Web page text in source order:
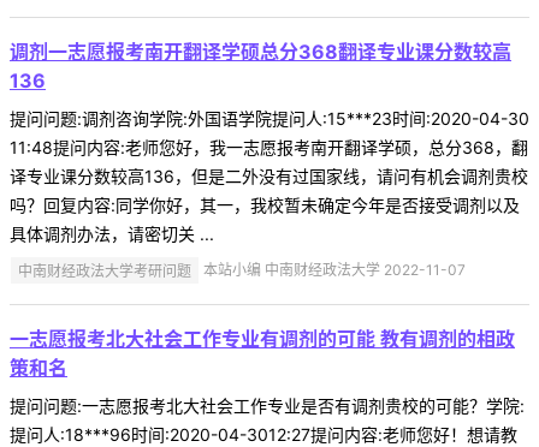
调剂一志愿报考南开翻译学硕总分368翻译专业课分数较高
136
提问问题:调剂咨询学院:外国语学院提问人:15***23时间:2020-04-30
11:48提问内容:老师您好，我一志愿报考南开翻译学硕，总分368，翻
译专业课分数较高136，但是二外没有过国家线，请问有机会调剂贵校
吗？回复内容:同学你好，其一，我校暂未确定今年是否接受调剂以及
具体调剂办法，请密切关 ...
中南财经政法大学考研问题 本站小编 中南财经政法大学 2022-11-07
一志愿报考北大社会工作专业有调剂的可能 教有调剂的相政
策和名
提问问题:一志愿报考北大社会工作专业是否有调剂贵校的可能？学院:
提问人:18***96时间:2020-04-3012:27提问内容:老师您好！想请教